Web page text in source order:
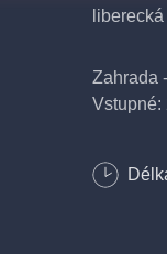
Zahrada
Vstupné: